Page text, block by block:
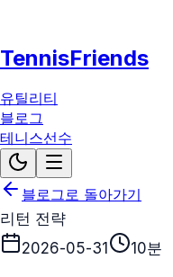
TennisFriends
유틸리티
블로그
테니스선수
블로그로 돌아가기
리턴 전략
2026-05-31
10분